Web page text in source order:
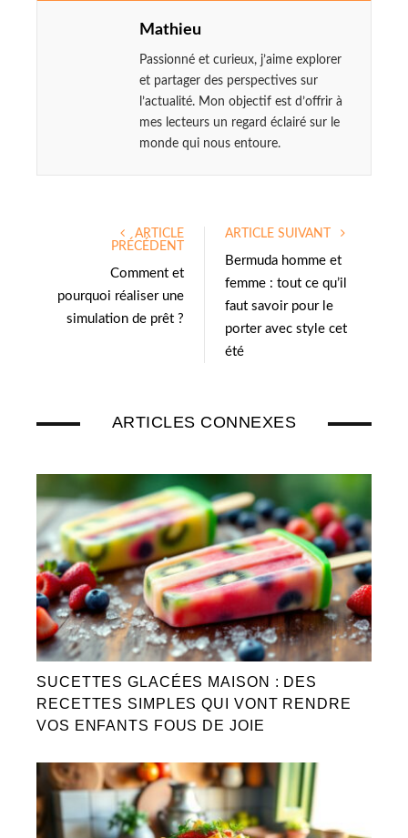
Mathieu
Passionné et curieux, j’aime explorer
et partager des perspectives sur
l’actualité. Mon objectif est d’offrir à
mes lecteurs un regard éclairé sur le
monde qui nous entoure.
ARTICLE
PRÉCÉDENT
Comment et
pourquoi réaliser une
simulation de prêt ?
ARTICLE SUIVANT
Bermuda homme et
femme : tout ce qu’il
faut savoir pour le
porter avec style cet
été
ARTICLES CONNEXES
SUCETTES GLACÉES MAISON : DES
RECETTES SIMPLES QUI VONT RENDRE
VOS ENFANTS FOUS DE JOIE